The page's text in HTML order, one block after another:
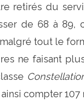
retirés du
de 68 à 89,
tout le
ne faisant
compter